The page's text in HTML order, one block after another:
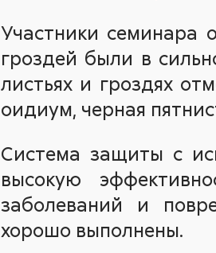
Участники семинара
гроздей были в
листьях и гроздях
оидиум, черная
Система защиты с
высокую
заболеваний и
хорошо выполнены.